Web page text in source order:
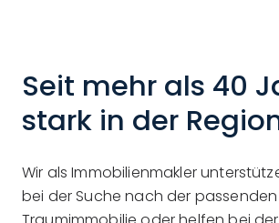
Seit mehr als 40
stark in der
Wir als Immobilienmakler
bei der Suche nach der passenden